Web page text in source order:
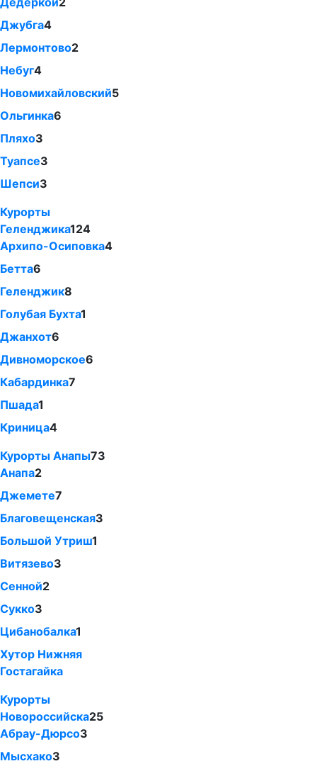
Джубга4
Лермонтово2
Небуг4
Новомихайловский5
Ольгинка6
Пляхо3
Туапсе3
Шепси3
Курорты
Геленджика124
Архипо-Осиповка4
Бетта6
Геленджик8
Голубая Бухта1
Джанхот6
Дивноморское6
Кабардинка7
Пшада1
Криница4
Курорты Анапы73
Анапа2
Джемете7
Благовещенская3
Большой Утриш1
Витязево3
Сенной2
Сукко3
Цибанобалка1
Хутор Нижняя
Гостагайка
Курорты
Новороссийска25
Абрау-Дюрсо3
Мысхако3